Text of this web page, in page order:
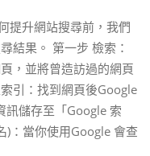
提升網站搜尋前，我們
結果。 第一步 檢索：
，並將曾造訪過的網頁
引：找到網頁後Google
訊儲存至「Google 索
)：當你使用Google 會查